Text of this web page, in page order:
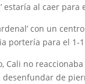
estaría al caer
con un
portería para el 1-
Cali no
de